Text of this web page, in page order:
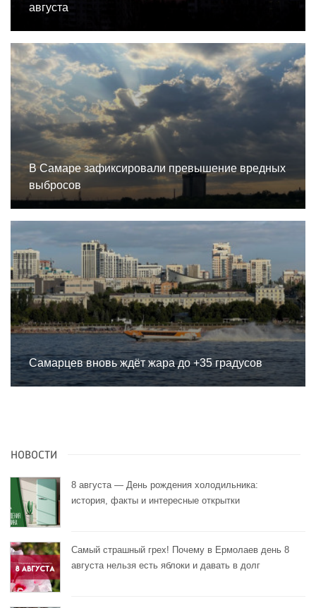
августа
В Самаре зафиксировали превышение вредных
выбросов
Самарцев вновь ждёт жара до +35 градусов
НОВОСТИ
8 августа — День рождения холодильника:
история, факты и интересные открытки
Самый страшный грех! Почему в Ермолаев день 8
августа нельзя есть яблоки и давать в долг